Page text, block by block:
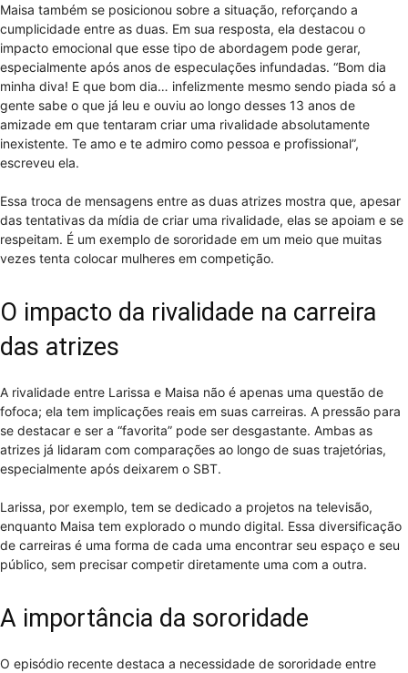
Maisa também se posicionou sobre a situação, reforçando a
cumplicidade entre as duas. Em sua resposta, ela destacou o
impacto emocional que esse tipo de abordagem pode gerar,
especialmente após anos de especulações infundadas. “Bom dia
minha diva! E que bom dia… infelizmente mesmo sendo piada só a
gente sabe o que já leu e ouviu ao longo desses 13 anos de
amizade em que tentaram criar uma rivalidade absolutamente
inexistente. Te amo e te admiro como pessoa e profissional”,
escreveu ela.
Essa troca de mensagens entre as duas atrizes mostra que, apesar
das tentativas da mídia de criar uma rivalidade, elas se apoiam e se
respeitam. É um exemplo de sororidade em um meio que muitas
vezes tenta colocar mulheres em competição.
O impacto da rivalidade na carreira
das atrizes
A rivalidade entre Larissa e Maisa não é apenas uma questão de
fofoca; ela tem implicações reais em suas carreiras. A pressão para
se destacar e ser a “favorita” pode ser desgastante. Ambas as
atrizes já lidaram com comparações ao longo de suas trajetórias,
especialmente após deixarem o SBT.
Larissa, por exemplo, tem se dedicado a projetos na televisão,
enquanto Maisa tem explorado o mundo digital. Essa diversificação
de carreiras é uma forma de cada uma encontrar seu espaço e seu
público, sem precisar competir diretamente uma com a outra.
A importância da sororidade
O episódio recente destaca a necessidade de sororidade entre